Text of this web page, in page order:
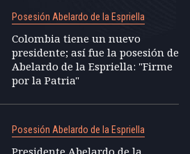
Posesión Abelardo de la Espriella
Colombia tiene un nuevo
presidente; así fue la posesión de
Abelardo de la Espriella: "Firme
por la Patria"
Posesión Abelardo de la Espriella